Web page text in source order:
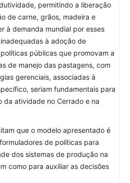
permitindo a liberação
de carne, grãos, madeira e
à demanda mundial por esses
à adoção de
públicas que promovam a
de manejo das pastagens, com
gerenciais, associadas à
seriam fundamentais para
da atividade no Cerrado e na
que o modelo apresentado é
de políticas para
dos sistemas de produção na
como para auxiliar as decisões